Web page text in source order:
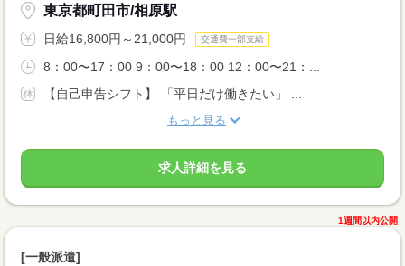
東京都町田市/相原駅
日給16,800円～21,000円 交通費一部支給
8：00〜17：00 9：00〜18：00 12：00〜21：...
【自己申告シフト】 「平日だけ働きたい」 ...
もっと見る
求人詳細を見る
1週間以内公開
[一般派遣]